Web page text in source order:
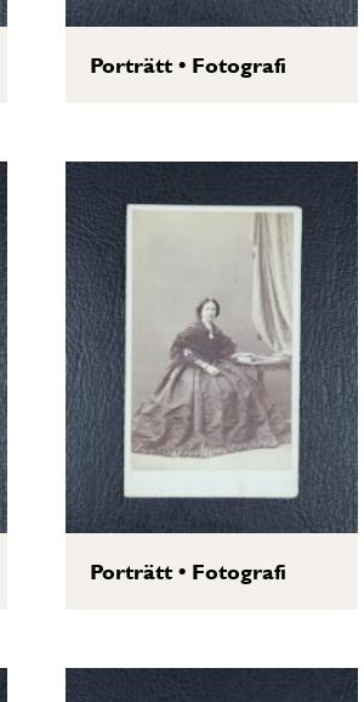
Porträtt• Fotografi
Porträtt• Fotografi